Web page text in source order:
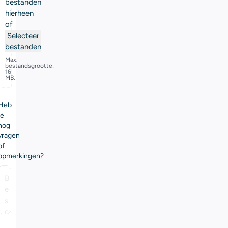
bestanden
hierheen
of
Selecteer
bestanden
Max.
bestandsgrootte:
16
MB.